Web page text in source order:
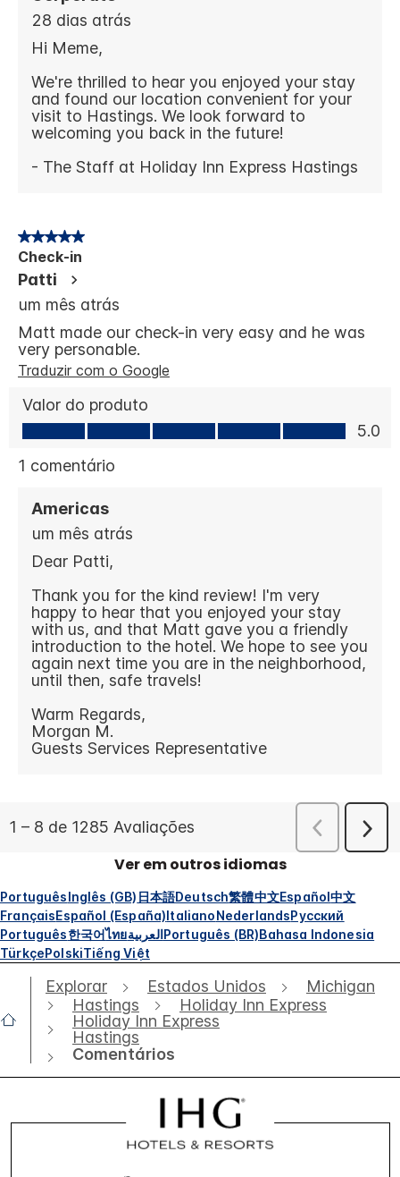
Ver em outros idiomas
PortuguêsInglês (GB) 日本語Deutsch繁體中文Español中文
FrançaisEspañol (España)ItalianoNederlandsРусский
Português한국어ไทยالعربيةPortuguês (BR)Bahasa Indonesia
TürkçePolskiTiếng Việt
Explorar Estados Unidos
Michigan
Hastings
Holiday Inn Express
Holiday Inn Express
Hastings
Comentários